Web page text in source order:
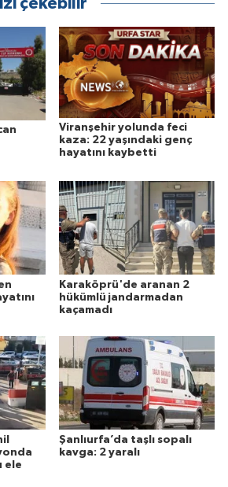
Viranşehir yolunda feci
kaza: 22 yaşındaki genç
hayatını kaybetti
Karaköprü'de aranan 2
hükümlü jandarmadan
kaçamadı
ele
Şanlıurfa’da taşlı sopalı
kavga: 2 yaralı